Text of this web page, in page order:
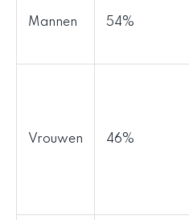
Mannen 54%
Vrouwen 46%